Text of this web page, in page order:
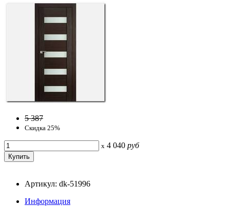
5 387
Скидка 25%
x 4 040 руб
Артикул: dk-51996
Информация